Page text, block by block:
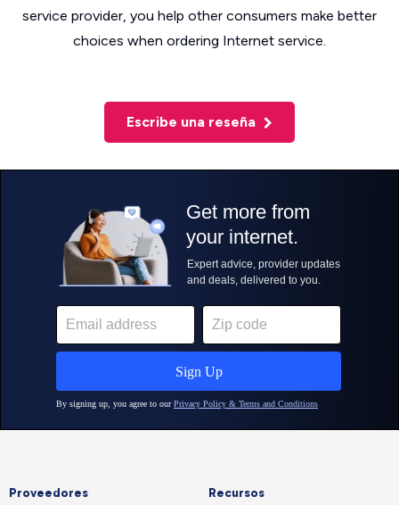
service provider, you help other consumers make better
choices when ordering Internet service.
Escribe una reseña
Proveedores Recursos